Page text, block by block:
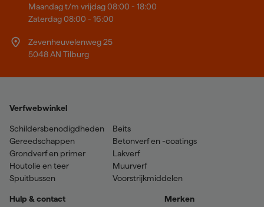
Maandag t/m vrijdag 08:00 - 18:00
Zaterdag 08:00 - 16:00
Zevenheuvelenweg 25
5048 AN Tilburg
Verfwebwinkel
Schildersbenodigdheden
Gereedschappen
Grondverf en primer
Houtolie en teer
Spuitbussen
Beits
Betonverf en -coatings
Lakverf
Muurverf
Voorstrijkmiddelen
Hulp & contact Merken